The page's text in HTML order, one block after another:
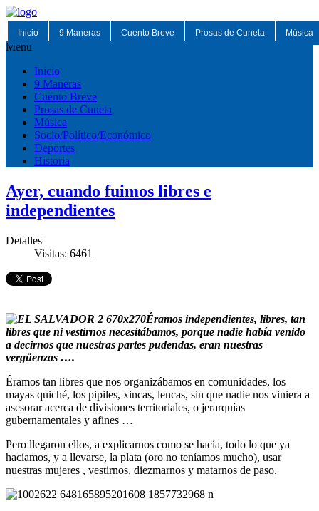
Inicio 9 Maneras Cuento Breve Prosas de Cuneta Música
Menu
Inicio
9 Maneras
Cuento Breve
Prosas de Cuneta
Música
Socio/Político/Económico
Deportes
Historia
Ayer, cuando fuimos libres e
independientes
Detalles
Visitas: 6461
Éramos independientes, libres, tan
libres que ni vestirnos necesitábamos, porque nadie había venido
a decirnos que nuestras partes pudendas, eran nuestras
vergüenzas ….
Éramos tan libres que nos organizábamos en comunidades, los
mayas quiché, los pipiles, xincas, lencas, sin que nadie nos viniera a
asesorar acerca de divisiones territoriales, o jerarquías
gubernamentales y afines …
Pero llegaron ellos, a explicarnos como se hacía, todo lo que ya
hacíamos, y a llevarse, la plata (oro no teníamos mucho), usar
nuestras mujeres , vestirnos, diezmarnos y matarnos de paso.